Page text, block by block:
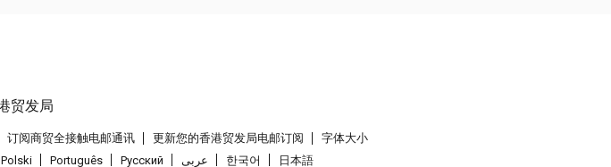
订阅商贸全接触电邮通讯 更新您的香港贸发局电邮订阅
字体大小
Polski Português Pусский عربى 한국어 日本語